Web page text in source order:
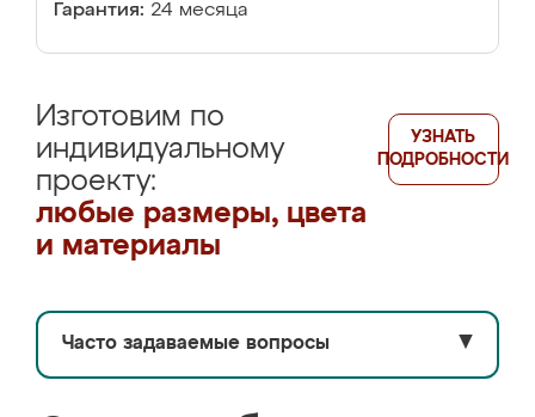
Гарантия: 24 месяца
Изготовим по
индивидуальному
проекту:
любые размеры, цвета
и материалы
УЗНАТЬ
ПОДРОБНОСТИ
Часто задаваемые вопросы ▼